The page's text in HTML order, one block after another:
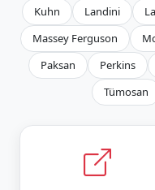
Kuhn
Landini
Massey Ferguson
Paksan
Perkins
Tümosan